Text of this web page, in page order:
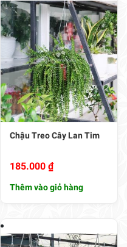
Chậu Treo Cây Lan Tim
185.000 ₫
Thêm vào giỏ hàng